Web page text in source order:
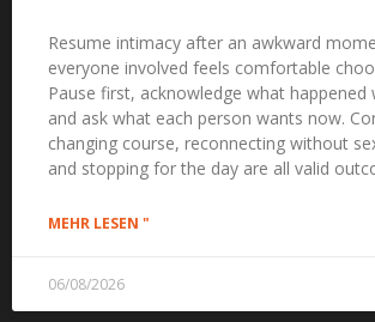
Resume intimacy after an awkward
everyone involved feels comfortable
Pause first, acknowledge what happened
and ask what each person wants now.
changing course, reconnecting without
and stopping for the day are all valid
MEHR LESEN "
06/08/2026